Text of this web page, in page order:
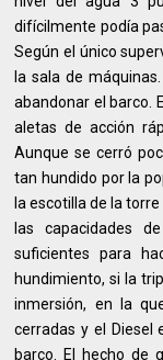
difícilmente podía
Según el único
la sala de
abandonar el barco.
aletas de acción
Aunque se cerró
tan hundido por la
la escotilla de la
las capacidades
suficientes para
hundimiento, si la
inmersión, en la
cerradas y el Diesel
barco. El hecho de